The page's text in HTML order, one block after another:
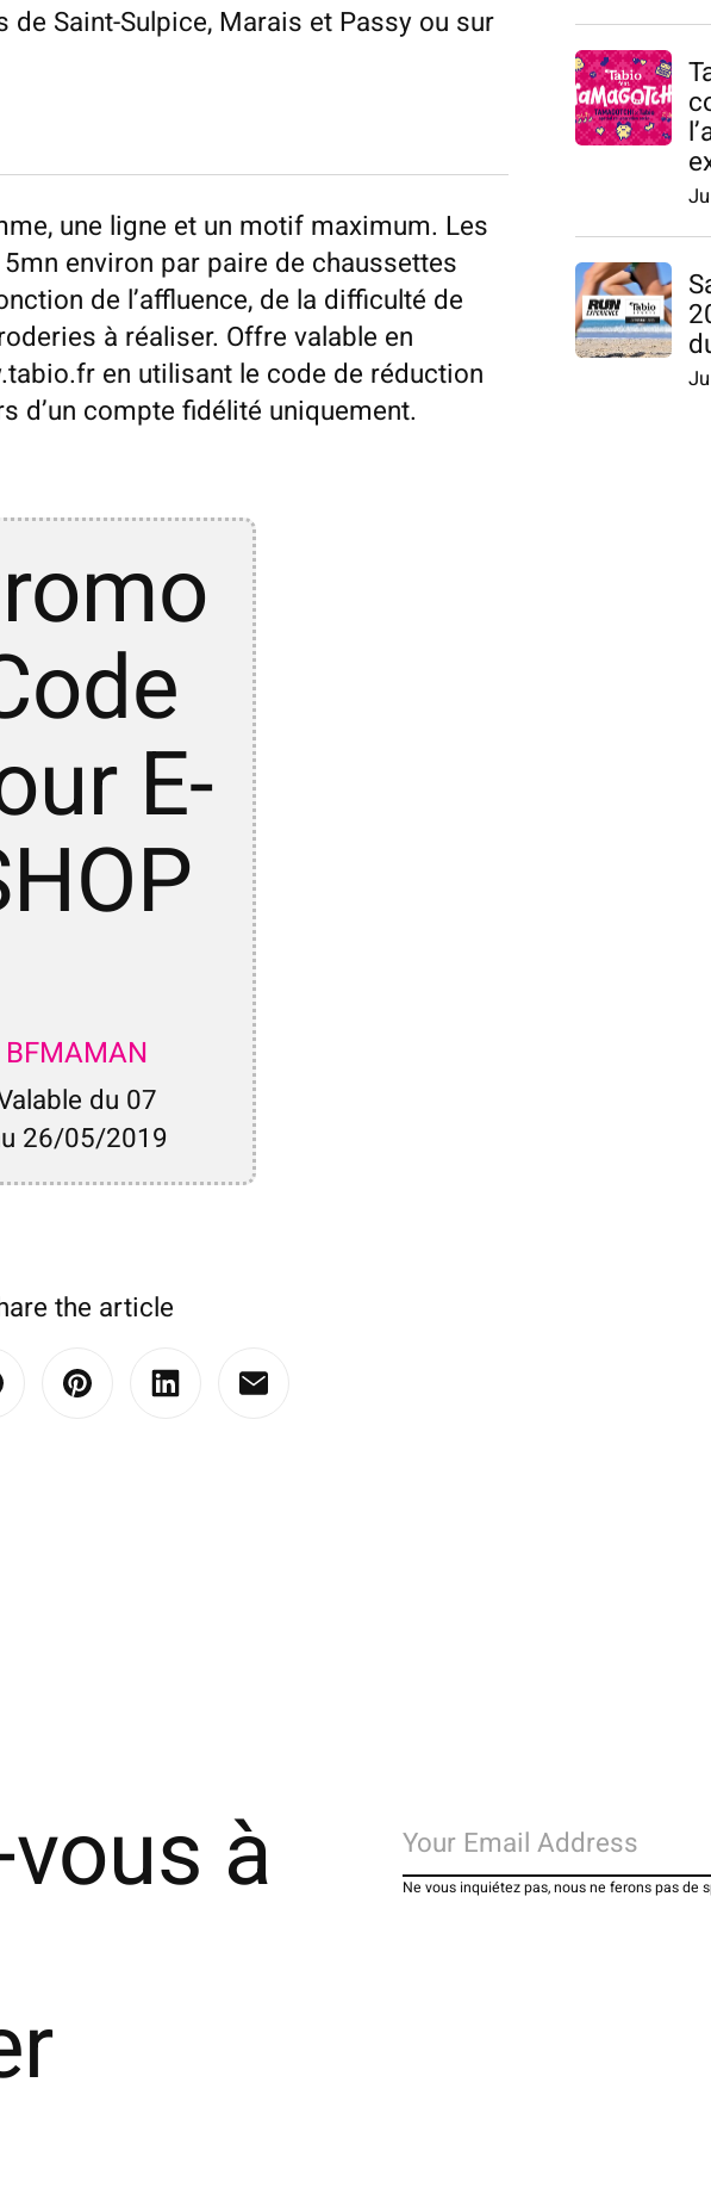
Saint-Sulpice, Marais et Passy ou sur
une ligne et un motif maximum. Les
environ par paire de chaussettes
de l’affluence, de la difficulté de
à réaliser. Offre valable en
en utilisant le code de réduction
d’un compte fidélité uniquement.
E-
BFMAMAN
du 07
26/05/2019
the article
Ju
Ju
à Ne vous inquiétez pas, nous ne ferons pas de